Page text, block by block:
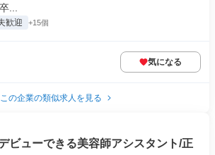
...
歓迎 +15個
気になる
この企業の類似求人を見る
ビューできる美容師アシスタント/正